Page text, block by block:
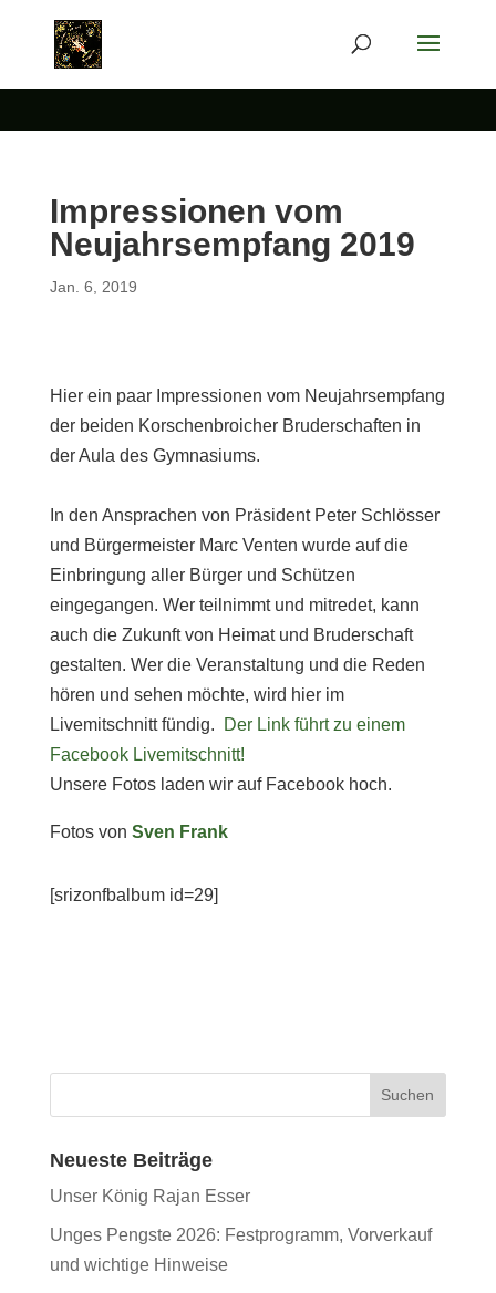
Impressionen vom
Neujahrsempfang 2019
Jan. 6, 2019
Hier ein paar Impressionen vom Neujahrsempfang
der beiden Korschenbroicher Bruderschaften in
der Aula des Gymnasiums.
In den Ansprachen von Präsident Peter Schlösser
und Bürgermeister Marc Venten wurde auf die
Einbringung aller Bürger und Schützen
eingegangen. Wer teilnimmt und mitredet, kann
auch die Zukunft von Heimat und Bruderschaft
gestalten. Wer die Veranstaltung und die Reden
hören und sehen möchte, wird hier im
Livemitschnitt fündig.
Der Link führt zu einem
Facebook Livemitschnitt!
Unsere Fotos laden wir auf Facebook hoch.
Fotos von Sven Frank
[srizonfbalbum id=29]
Neueste Beiträge
Unser König Rajan Esser
Unges Pengste 2026: Festprogramm, Vorverkauf
und wichtige Hinweise